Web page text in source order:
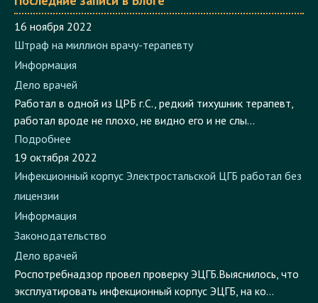
16 ноября 2022
Штраф на миллион врачу-терапевту
Информация
Дело врачей
Работал в одной из ЦРБ г.С., редкий тихушник терапевт,
работал вроде не плохо, не видно его и не слы...
Подробнее
19 октября 2022
Инфекционный корпус Электростальской ЦГБ работал без
лицензии
Информация
Законодательство
Дело врачей
Роспотребнадзор провел проверку ЭЦГБ.Выяснилось, что
эксплуатировать инфекционный корпус ЭЦГБ, на ко...
Подробнее